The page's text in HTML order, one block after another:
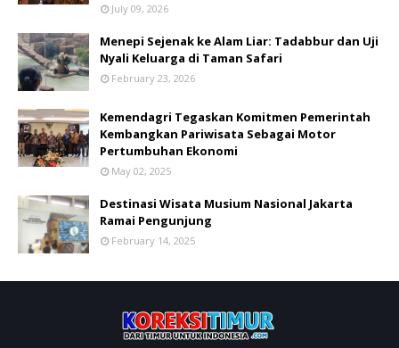
July 09, 2026
Menepi Sejenak ke Alam Liar: Tadabbur dan Uji
Nyali Keluarga di Taman Safari
February 23, 2026
Kemendagri Tegaskan Komitmen Pemerintah
Kembangkan Pariwisata Sebagai Motor
Pertumbuhan Ekonomi
May 02, 2025
Destinasi Wisata Musium Nasional Jakarta
Ramai Pengunjung
February 14, 2025